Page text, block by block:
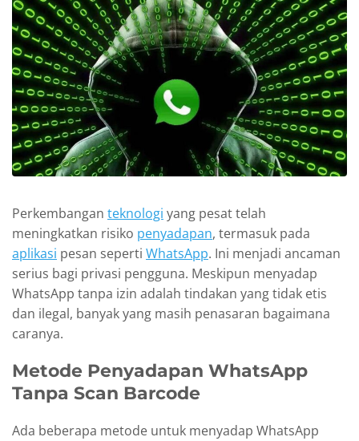
Perkembangan teknologi yang pesat telah
meningkatkan risiko penyadapan, termasuk pada
aplikasi pesan seperti WhatsApp. Ini menjadi ancaman
serius bagi privasi pengguna. Meskipun menyadap
WhatsApp tanpa izin adalah tindakan yang tidak etis
dan ilegal, banyak yang masih penasaran bagaimana
caranya.
Metode Penyadapan WhatsApp
Tanpa Scan Barcode
Ada beberapa metode untuk menyadap WhatsApp